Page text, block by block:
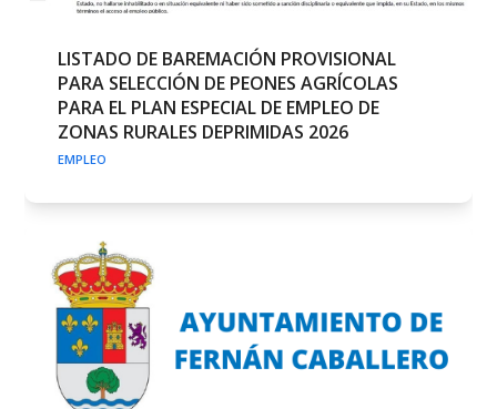
LISTADO DE BAREMACIÓN PROVISIONAL
PARA SELECCIÓN DE PEONES AGRÍCOLAS
PARA EL PLAN ESPECIAL DE EMPLEO DE
ZONAS RURALES DEPRIMIDAS 2026
EMPLEO